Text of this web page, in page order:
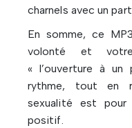
charnels avec un
En somme, ce
volonté et
« l’ouverture à
rythme, tout en
sexualité est pour
positif.